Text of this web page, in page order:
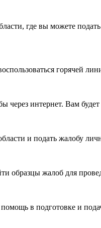
где вы можете
горячей
через интернет. Вам
и подать жалобу
образцы жалоб для
в подготовке и